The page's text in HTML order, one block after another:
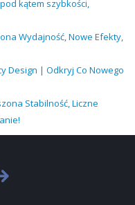
kątem szybkości,
Wydajność, Nowe Efekty,
Design | Odkryj Co Nowego
Stabilność, Liczne